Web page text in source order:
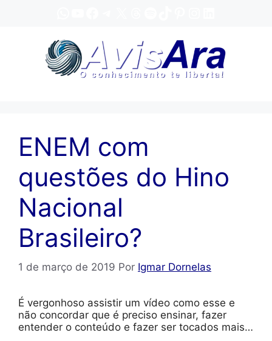
ENEM com
questões do Hino
Nacional
Brasileiro?
1 de março de 2019 Por Igmar Dornelas
É vergonhoso assistir um vídeo como esse e
não concordar que é preciso ensinar, fazer
entender o conteúdo e fazer ser tocados mais…